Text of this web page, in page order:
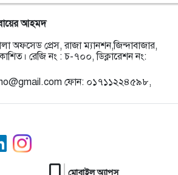
হবিগঞ্জের যুবক
চক্ষু চিকিৎসা ক্যাম্প : প্রায় ৫ শত রোগী
ছানি অপারেশনের জন্য ১৬২ জন
দরিদ্র জনগোষ্ঠীর অংশগ্রহণ নিশ্চিতে
সভা
পর গ্রামবাসীর হাতে আটক যুবক থানা
আহমদ
অফসেড প্রেস, রাজা ম্যানশন,জিন্দাবাজার,
রেজি নং : চ-৭০০, ডিক্লারেশন নং:
ফোন: ০১৭১১২২৪৫৯৮,